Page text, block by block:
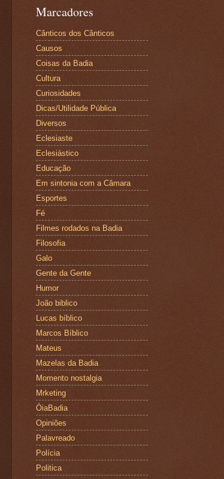
Marcadores
Cânticos dos Cânticos
Causos
Coisas da Badia
Cultura
Curiosidades
Dicas/Utilidade Pública
Diversos
Eclesiaste
Eclesiástico
Educação
Em sintonia com a Câmara
Esportes
Fé
Filmes rodados na Badia
Filosofia
Galo
Gente da Gente
Humor
João biblico
Lucas bíblico
Marcos Bíblico
Mateus
Mazelas da Badia
Momento nostalgia
Mrketing
ÓiaBadia
Opiniões
Palavreado
Polícia
Politica